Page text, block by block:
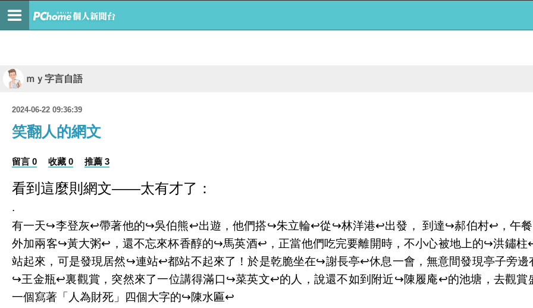
ｍｙ字言自語
2024-06-22 09:36:39
笑翻人的網文
留言 0 收藏 0 推薦 3
看到這麼則網文——太有才了：
.
有一天↪️李登灰↩️帶著他的↪️吳伯熊↩️出遊，他們搭↪️朱立輪↩️從↪️林洋港↩️出發， 到達↪️郝伯村↩️，午
外加兩客↪️黃大粥↩️，還不忘來杯香醇的↪️馬英酒↩️，正當他們吃完要離開時，不小心被地上的↪️洪鏽
站起來，可是發現居然↪️連站↩️都站不起來了！於是乾脆坐在↪️謝長亭↩️休息一會，無意間發現亭子旁
↪️王金瓶↩️裏觀賞，突然來了一位講得滿口↪️菜英文↩️的人，說還不如到附近↪️陳履庵↩️的池塘，去觀
一個寫著「人為財死」四個大字的↪️陳水匾↩️